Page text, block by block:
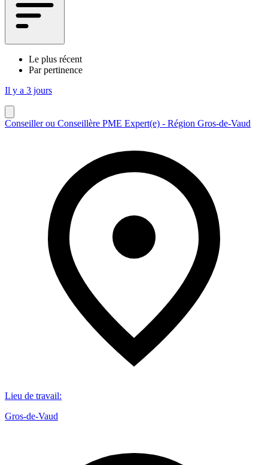
Le plus récent
Par pertinence
Il y a 3 jours
Conseiller ou Conseillère PME Expert(e) - Région Gros-de-Vaud
Lieu de travail:
Gros-de-Vaud